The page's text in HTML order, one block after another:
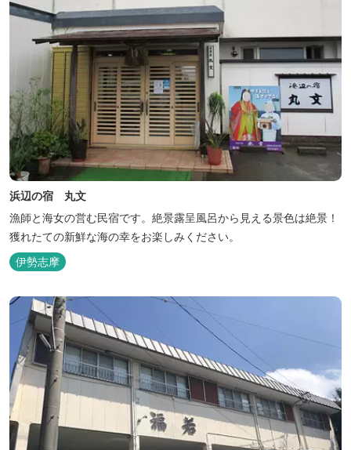
浜辺の宿 丸文
漁師と海女の営む民宿です。絶景露呈風呂から見える景色は絶景！
獲れたての新鮮な海の幸をお楽しみください。
伊勢志摩